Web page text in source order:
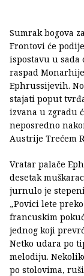
Sumrak bogova
Frontovi će
ispostavu u sada
raspad
Ephrussijevih.
stajati poput
izvana u zgradu
neposredno
Austrije Trećem
Vratar palače
desetak
jurnulo je
„Povici lete
francuskim
jednog koji
Netko udara po
melodiju.
po stolovima,